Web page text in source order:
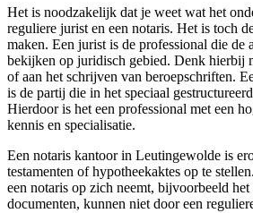
Het is noodzakelijk dat je weet wat het
reguliere jurist en een notaris. Het is toch
maken. Een jurist is de professional die de
bekijken op juridisch gebied. Denk hierbij
of aan het schrijven van beroepschriften.
is de partij die in het speciaal
Hierdoor is het een professional met een
kennis en specialisatie.
Een notaris kantoor in Leutingewolde is
testamenten of hypotheekaktes op te
een notaris op zich neemt, bijvoorbeeld het
documenten, kunnen niet door een